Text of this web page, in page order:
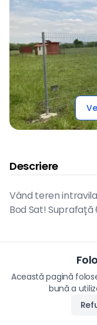
Descriere
Vând teren
Bod Sat! Suprafață
Preț
22.500
Această pagină
bună a